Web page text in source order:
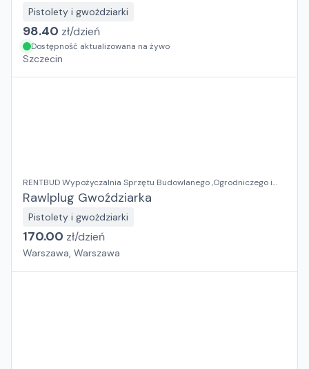
Pistolety i gwożdziarki
98.40 zł/dzień
Dostępność aktualizowana na żywo
Szczecin
RENTBUD Wypożyczalnia Sprzętu Budowlanego ,Ogrodniczego i
Elektronarzędzi
Rawlplug Gwoździarka
Pistolety i gwożdziarki
170.00 zł/dzień
Warszawa, Warszawa